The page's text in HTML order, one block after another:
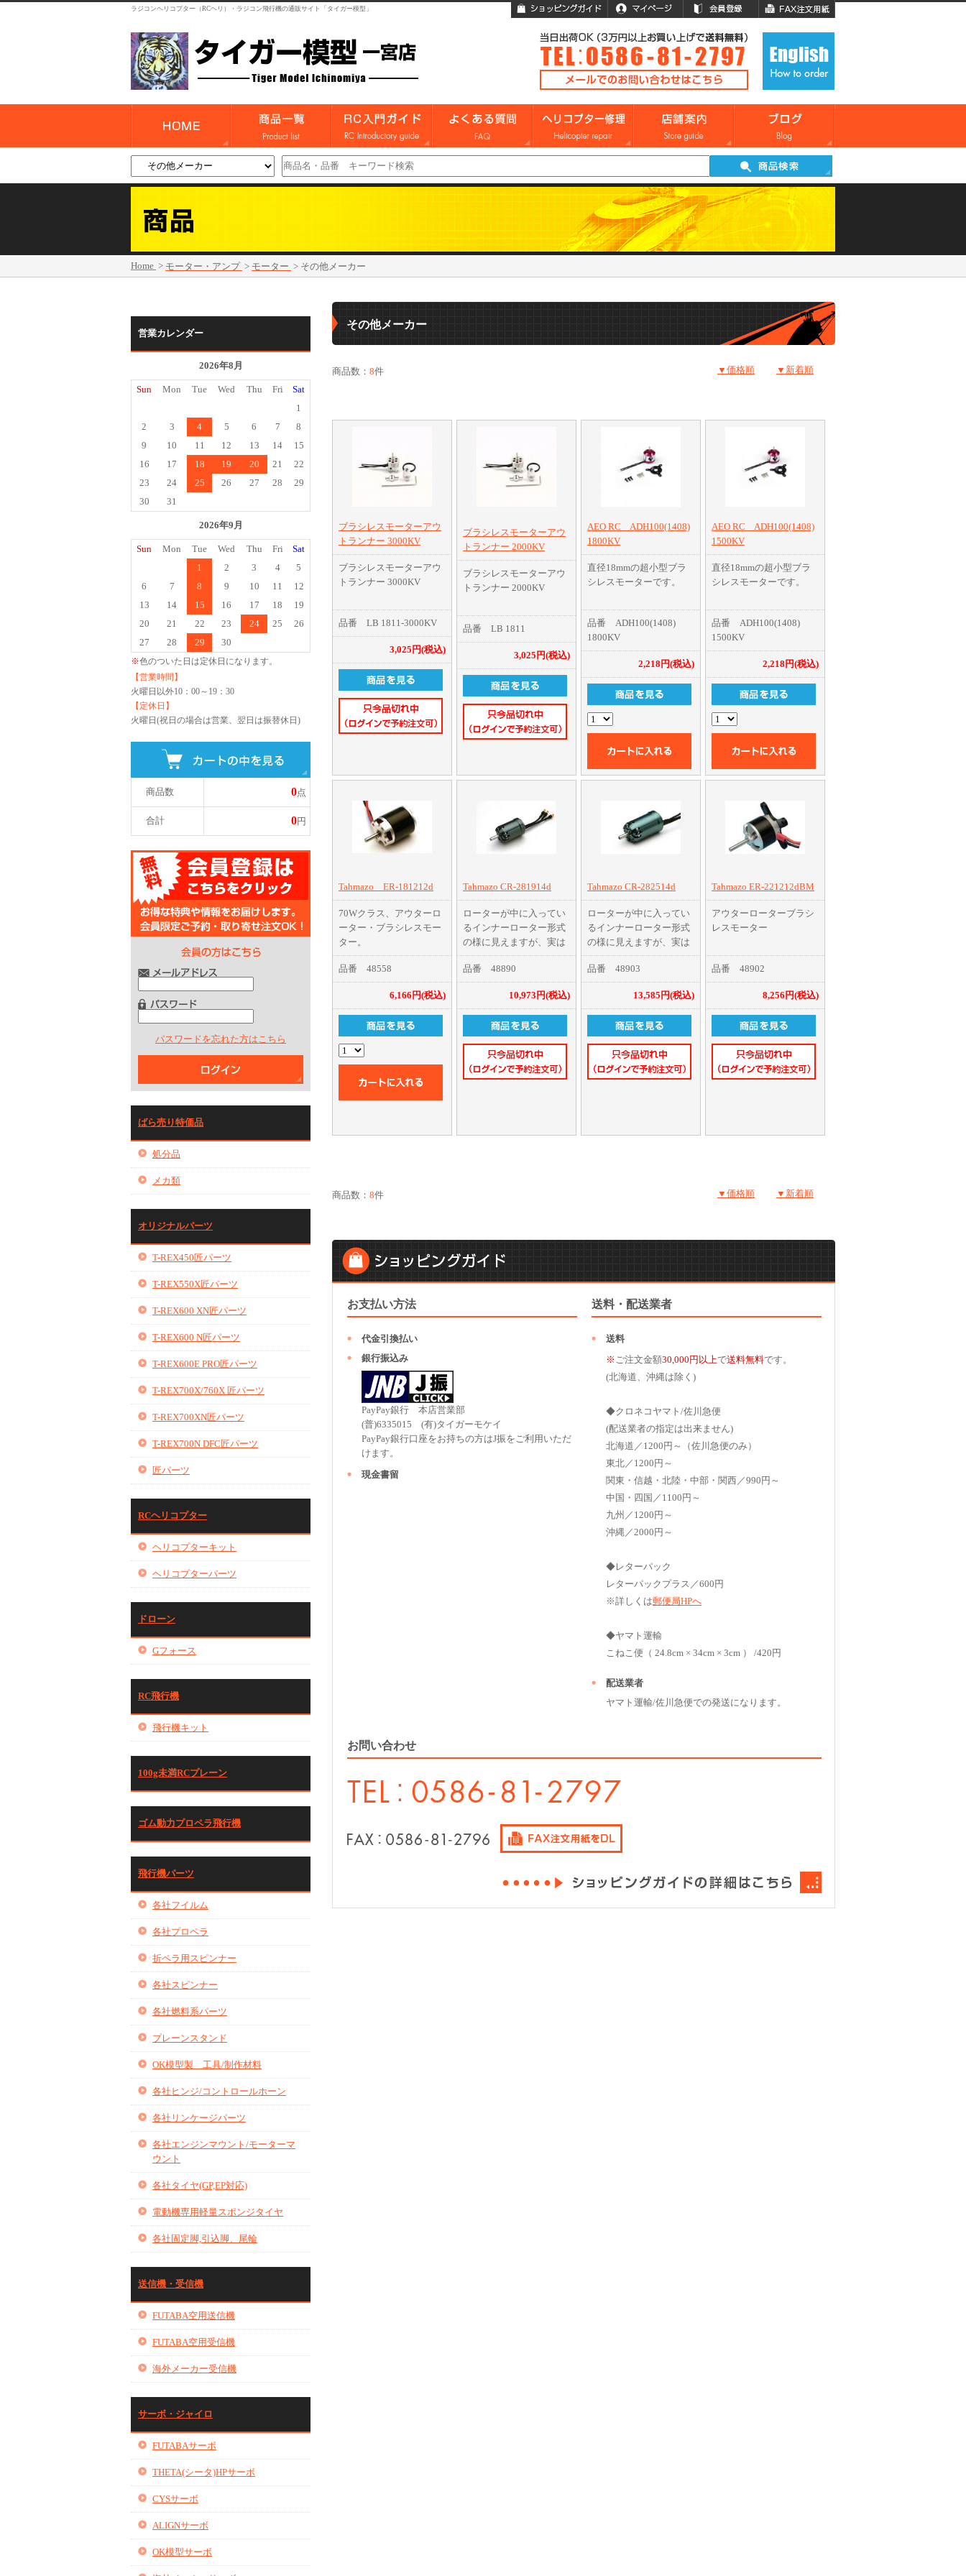
ラジコンヘリコプター（RCヘリ）・ラジコン飛行機の通販サイト「タイガー模型」
Home > モーター・アンプ > モーター > その他メーカー
営業カレンダー
2026年8月
Sun Mon Tue Wed Thu Fri
Sat
1
2
3 4 5 6 7
8
9
10 11 12 13 14
15
16
17 18 19 20 21
22
23
24 25 26 27 28
29
30
31
2026年9月
Sun Mon Tue Wed Thu Fri
Sat
1
2 3 4
5
6
7 8 9 10 11
12
13
14 15 16 17 18
19
20
21 22 23 24 25
26
27
28 29 30
※色のついた日は定休日になります。
【営業時間】
火曜日以外10：00～19：30
【定休日】
火曜日(祝日の場合は営業、翌日は振替休日)
商品数 0点
合計 0円
パスワードを忘れた方はこちら
ばら売り特価品
処分品
メカ類
オリジナルパーツ
T-REX450匠パーツ
T-REX550X匠パーツ
T-REX600 XN匠パーツ
T-REX600 N匠パーツ
T-REX600E PRO匠パーツ
T-REX700X/760X 匠パーツ
T-REX700XN匠パーツ
T-REX700N DFC匠パーツ
匠パーツ
RCヘリコプター
ヘリコプターキット
ヘリコプターパーツ
ドローン
Gフォース
RC飛行機
飛行機キット
100g未満RCプレーン
ゴム動力プロペラ飛行機
飛行機パーツ
各社フイルム
各社プロペラ
折ペラ用スピンナー
各社スピンナー
各社燃料系パーツ
プレーンスタンド
OK模型製 工具/制作材料
各社ヒンジ/コントロールホーン
各社リンケージパーツ
各社エンジンマウント/モーターマ
ウント
各社タイヤ(GP,EP対応)
電動機専用軽量スポンジタイヤ
各社固定脚,引込脚、尾輪
送信機・受信機
FUTABA空用送信機
FUTABA空用受信機
海外メーカー受信機
サーボ・ジャイロ
FUTABAサーボ
THETA(シータ)HPサーボ
CYSサーボ
ALIGNサーボ
OK模型サーボ
その他メーカー
商品数： 8件 ▼価格順 ▼新着順
ブラシレスモーターアウ
トランナー 3000KV
ブラシレスモーターアウ
トランナー 3000KV
品番 LB 1811-3000KV
3,025円(税込)
ブラシレスモーターアウ
トランナー 2000KV
ブラシレスモーターアウ
トランナー 2000KV
品番 LB 1811
3,025円(税込)
AEO RC ADH100(1408)
1800KV
直径18mmの超小型ブラ
シレスモーターです。
小型ながらもパワフルで
150g前後の飛行機にお勧
め
品番 ADH100(1408)
1800KV
2,218円(税込)
AEO RC ADH100(1408)
1500KV
直径18mmの超小型ブラ
シレスモーターです。
小型ながらもパワフルで
100g前後の飛行機にお勧
め
品番 ADH100(1408)
1500KV
2,218円(税込)
Tahmazo ER-181212d
70Wクラス、アウターロ
ーター・ブラシレスモー
ター。
シトロン、マジョラムに
標準装備
全備重量300～500gクラ
スの機体に最適
品番 48558
6,166円(税込)
Tahmazo CR-281914d
ローターが中に入ってい
るインナーローター形式
の様に見えますが、実は
これがアウターローター
形式のブラシレスモータ
ーで、一番外側に見える
ケースは回転しません。
品番 48890
10,973円(税込)
Tahmazo CR-282514d
ローターが中に入ってい
るインナーローター形式
の様に見えますが、実は
これがアウターローター
形式のブラシレスモータ
ーで、一番外側に見える
ケースは回転しません。
フロントケースで機体に
取り付ける形式でありな
がらリード線は後ろから
出ています。
品番 48903
13,585円(税込)
Tahmazo ER-221212dBM
アウターローターブラシ
レスモーター
品番 48902
8,256円(税込)
商品数： 8件 ▼価格順 ▼新着順
お支払い方法
代金引換払い
銀行振込み
PayPay銀行 本店営業部
(普)6335015 (有)タイガーモケイ
PayPay銀行口座をお持ちの方はJ振をご利用いただ
けます。
現金書留
送料・配送業者
送料
※ ご注文金額30,000円以上で送料無料です。
(北海道、沖縄は除く)
◆クロネコヤマト/佐川急便
(配送業者の指定は出来ません)
北海道／1200円～（佐川急便のみ）
東北／1200円～
関東・信越・北陸・中部・関西／990円～
中国・四国／1100円～
九州／1200円～
沖縄／2000円～
◆レターパック
レターパックプラス／600円
※詳しくは郵便局HPへ
◆ヤマト運輸
こねこ便（ 24.8cm × 34cm × 3cm ） /420円
配送業者
ヤマト運輸/佐川急便での発送になります。
お問い合わせ